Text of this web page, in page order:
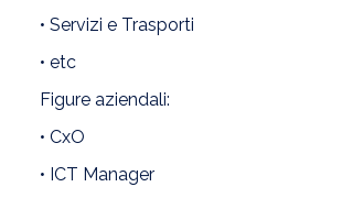
• Servizi e Trasporti
• etc
Figure aziendali:
• CxO
• ICT Manager